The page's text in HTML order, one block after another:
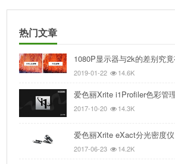
热门文章
1080P显示器与2k的差别究
2019-01-22 14.6K
爱色丽Xrite i1Profiler色彩管
2017-10-20 14.3K
爱色丽Xrite eXact分光密度仪
2017-06-23 14.2K